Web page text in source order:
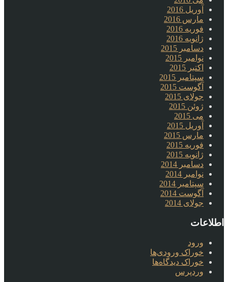
آوریل 2016
مارس 2016
فوریه 2016
ژانویه 2016
دسامبر 2015
نوامبر 2015
اکتبر 2015
سپتامبر 2015
آگوست 2015
جولای 2015
ژوئن 2015
می 2015
آوریل 2015
مارس 2015
فوریه 2015
ژانویه 2015
دسامبر 2014
نوامبر 2014
سپتامبر 2014
آگوست 2014
جولای 2014
اطلاعات
ورود
خوراک ورودی‌ها
خوراک دیدگاه‌ها
وردپرس